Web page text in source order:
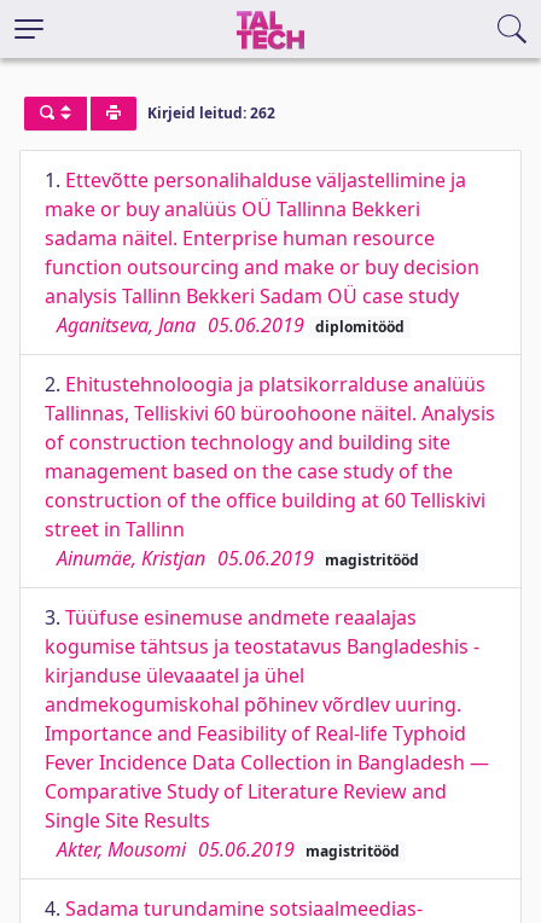
Kirjeid leitud: 262
1. Ettevõtte personalihalduse väljastellimine ja
make or buy analüüs OÜ Tallinna Bekkeri
sadama näitel. Enterprise human resource
function outsourcing and make or buy decision
analysis Tallinn Bekkeri Sadam OÜ case study
Aganitseva, Jana 05.06.2019 diplomitööd
2. Ehitustehnoloogia ja platsikorralduse analüüs
Tallinnas, Telliskivi 60 büroohoone näitel. Analysis
of construction technology and building site
management based on the case study of the
construction of the office building at 60 Telliskivi
street in Tallinn
Ainumäe, Kristjan 05.06.2019 magistritööd
3. Tüüfuse esinemuse andmete reaalajas
kogumise tähtsus ja teostatavus Bangladeshis -
kirjanduse ülevaaatel ja ühel
andmekogumiskohal põhinev võrdlev uuring.
Importance and Feasibility of Real-life Typhoid
Fever Incidence Data Collection in Bangladesh —
Comparative Study of Literature Review and
Single Site Results
Akter, Mousomi 05.06.2019 magistritööd
4. Sadama turundamine sotsiaalmeedias-